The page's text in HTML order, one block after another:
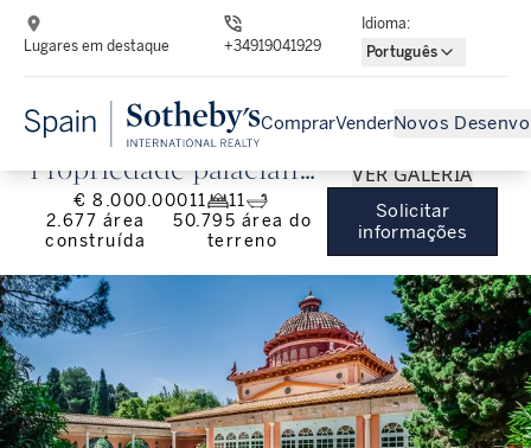
Lugares em destaque +34919041929
Idioma:
Português
ComprarVenderNovos
Propriedade palaciana
com vista mar em
Sotogrande
€ 8.000.00011
11
2.677 área
construída
50.795 área do
terreno
VER GALERIA
Solicitar
informações